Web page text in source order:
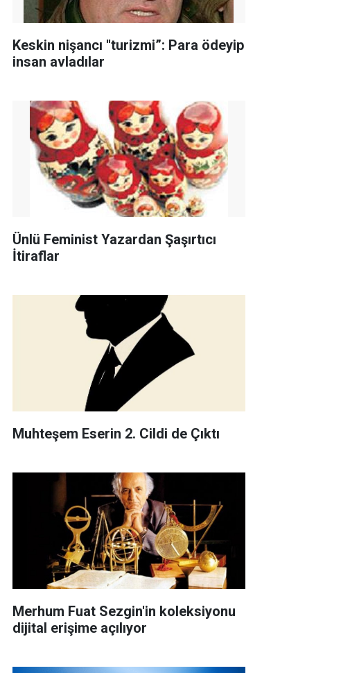
Keskin nişancı ''turizmi”: Para ödeyip
insan avladılar
Ünlü Feminist Yazardan Şaşırtıcı
İtiraflar
Muhteşem Eserin 2. Cildi de Çıktı
Merhum Fuat Sezgin'in koleksiyonu
dijital erişime açılıyor